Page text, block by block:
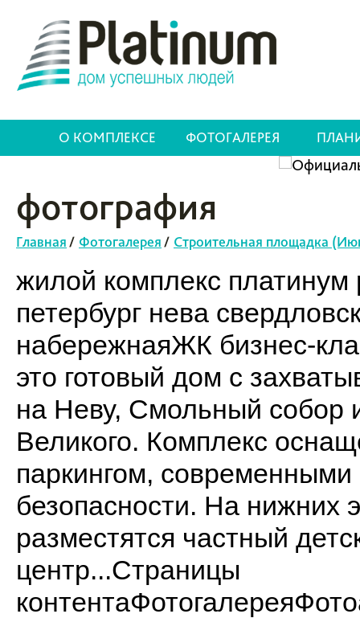
О КОМПЛЕКСЕ ФОТОГАЛЕРЕЯ
фотография
Главная / Фотогалерея / Строительная площадка
жилой комплекс платинум
петербург нева
набережнаяЖК бизнес-
это готовый дом с
на Неву, Смольный собор
Великого. Комплекс
паркингом,
безопасности. На нижних
разместятся частный
центр...Страницы